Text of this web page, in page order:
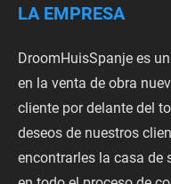
LA EMPRESA
DroomHuisSpanje es
en la venta de obra
cliente por delante del
deseos de nuestros
encontrarles la casa de